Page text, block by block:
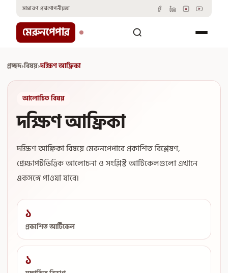
content
সাধারণ প্রশ্নগোপনীয়তা
মেরুনপেপার
প্রচ্ছদ›বিষয়›দক্ষিণ আফ্রিকা
আলোচিত বিষয়
দক্ষিণ আফ্রিকা
দক্ষিণ আফ্রিকা বিষয়ে মেরুনপেপারে প্রকাশিত বিশ্লেষণ,
প্রেক্ষাপটভিত্তিক আলোচনা ও সংশ্লিষ্ট আর্টিকেলগুলো এখানে
একসঙ্গে পাওয়া যাবে।
১
প্রকাশিত আর্টিকেল
১